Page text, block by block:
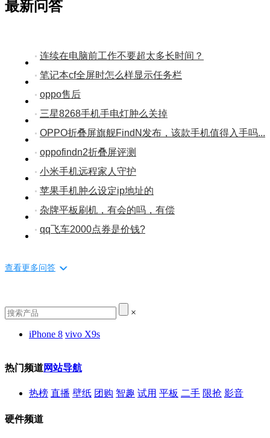
最新问答
连续在电脑前工作不要超太多长时间？
笔记本cf全屏时怎么样显示任务栏
oppo售后
三星8268手机手电灯肿么关掉
OPPO折叠屏旗舰FindN发布，该款手机值得入手吗...
oppofindn2折叠屏评测
小米手机远程家人守护
苹果手机肿么设定ip地址的
杂牌平板刷机，有会的吗，有偿
qq飞车2000点券是价钱?
查看更多问答
×
iPhone 8 vivo X9s
热门频道网站导航
热榜 直播 壁纸 团购 智趣 试用 平板 二手 限抢 影音
硬件频道